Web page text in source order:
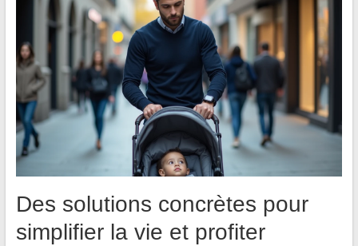
Des solutions concrètes pour
simplifier la vie et profiter